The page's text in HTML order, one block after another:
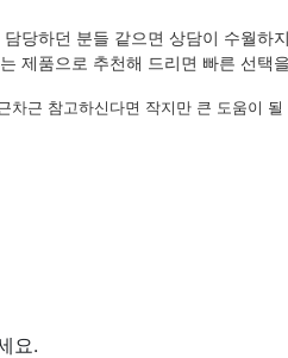
당하던 분들 같으면 상담이 수월하
제품으로 추천해 드리면 빠른 선택
차근 참고하신다면 작지만 큰 도움이
요.